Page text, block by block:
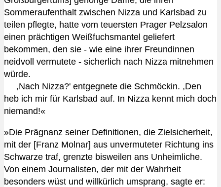
Sommeraufenthalt zwischen Nizza und Karlsbad zu
teilen pflegte, hatte vom teuersten Prager Pelzsalon
einen prächtigen Weißfuchsmantel geliefert
bekommen, den sie - wie eine ihrer Freundinnen
neidvoll vermutete - sicherlich nach Nizza mitnehmen
würde.
,Nach Nizza?' entgegnete die Schmöckin. ,Den
heb ich mir für Karlsbad auf. In Nizza kennt mich doch
niemand!«
»Die Prägnanz seiner Definitionen, die Zielsicherheit,
mit der [Franz Molnar] aus unvermuteter Richtung ins
Schwarze traf, grenzte bisweilen ans Unheimliche.
Von einem Journalisten, der mit der Wahrheit
besonders wüst und willkürlich umsprang, sagte er: